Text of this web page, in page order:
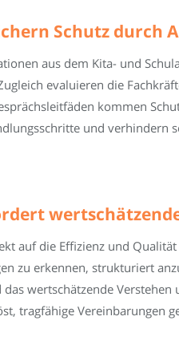
Schutz durch
aus dem Kita- und
evaluieren die
kommen
und verhindern
auf die Effizienz und
zu erkennen, strukturiert
wertschätzende
tragfähige Vereinbarungen